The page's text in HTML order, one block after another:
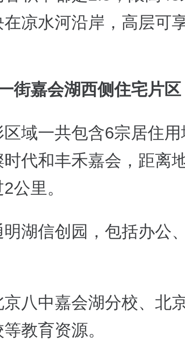
凉水河沿岸，高层可
街嘉会湖西侧住宅片
域一共包含6宗居住
代和丰禾嘉会 ，距离
公里。
湖信创园，包括办公
京八中嘉会湖分校、北
教育资源。